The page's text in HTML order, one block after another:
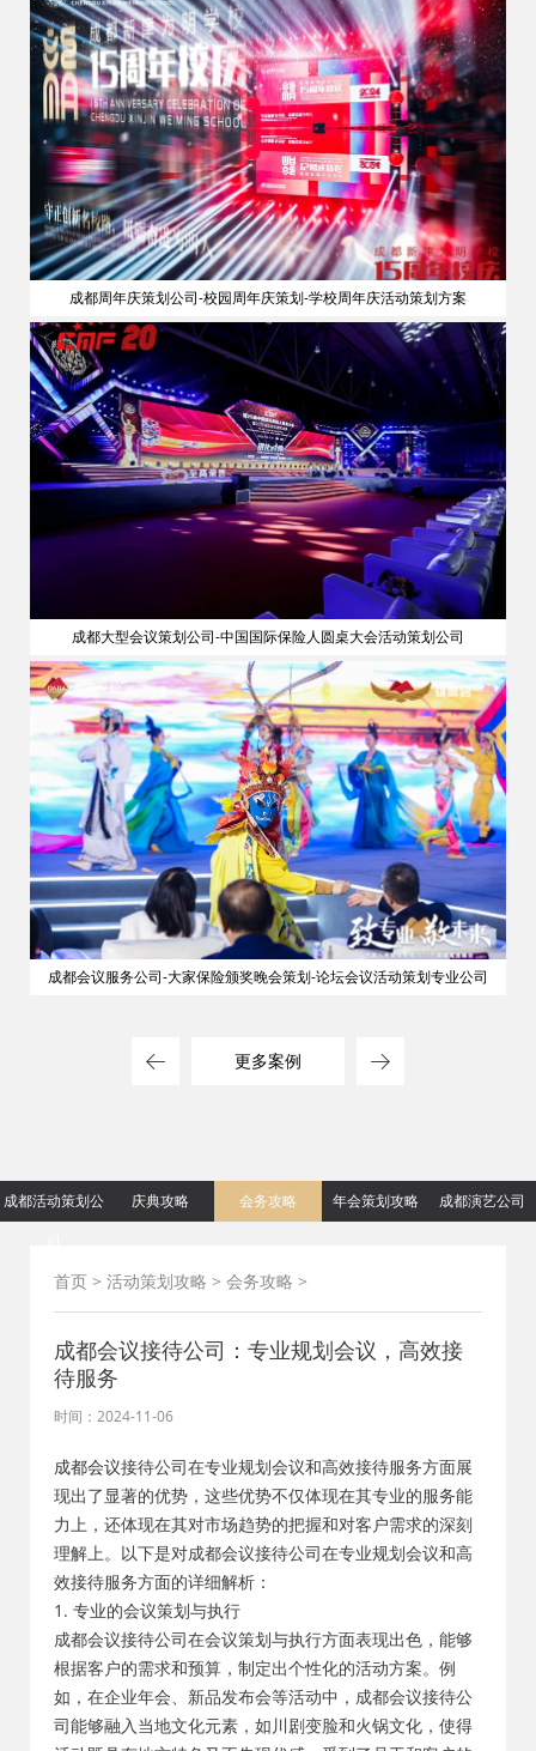
成都周年庆策划公司-校园周年庆策划-学校周年庆活动策划方案
成都大型会议策划公司-中国国际保险人圆桌大会活动策划公司
成都会议服务公司-大家保险颁奖晚会策划-论坛会议活动策划专业公司
更多案例
成都活动策划公
庆典攻略 会务攻略 年会策划攻略 成都演艺公司
首页 > 活动策划攻略 > 会务攻略 >
成都会议接待公司：专业规划会议，高效接
待服务
时间：2024-11-06
成都会议接待公司在专业规划会议和高效接待服务方面展
现出了显著的优势，这些优势不仅体现在其专业的服务能
力上，还体现在其对市场趋势的把握和对客户需求的深刻
理解上。以下是对成都会议接待公司在专业规划会议和高
效接待服务方面的详细解析：
1. 专业的会议策划与执行
成都会议接待公司在会议策划与执行方面表现出色，能够
根据客户的需求和预算，制定出个性化的活动方案。例
如，在企业年会、新品发布会等活动中，成都会议接待公
司能够融入当地文化元素，如川剧变脸和火锅文化，使得